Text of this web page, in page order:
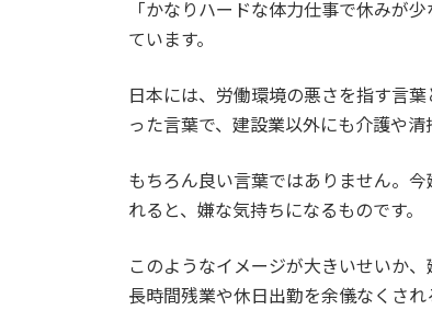
「かなりハードな体力仕事で休みが
ています。
日本には、労働環境の悪さを指す言
った言葉で、建設業以外にも介護や
もちろん良い言葉ではありません。
れると、嫌な気持ちになるものです。
このようなイメージが大きいせいか
長時間残業や休日出勤を余儀なくされ